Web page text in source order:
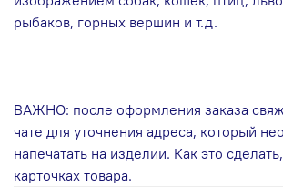
рыбаков, горных вершин и т.д.
ВАЖНО: после оформления заказа
чате для уточнения адреса, который
напечатать на изделии. Как это
карточках товара.